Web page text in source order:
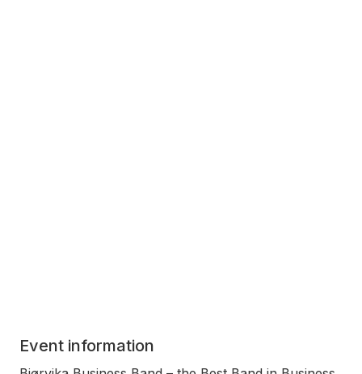
Event information